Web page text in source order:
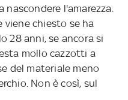
l'amarezza.
viene chiesto se ha
28 anni, se ancora si
mollo cazzotti a
del materiale meno
Non è così, sul